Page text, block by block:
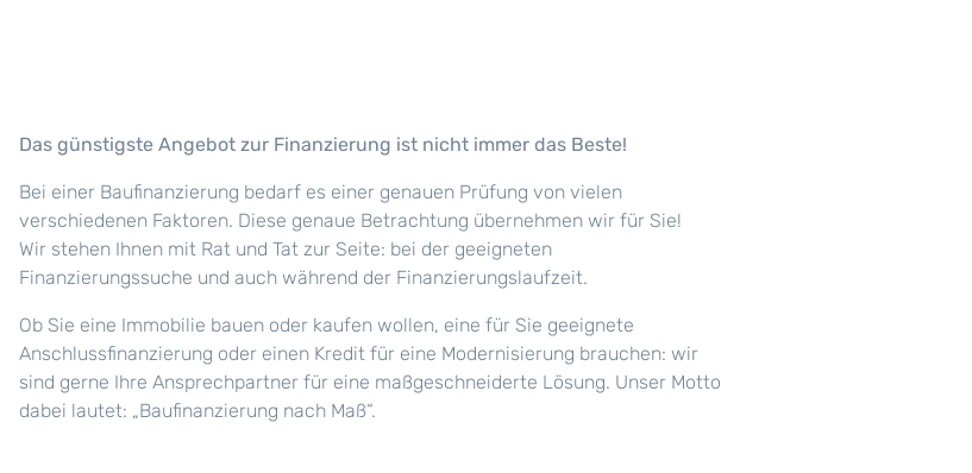
Das günstigste Angebot zur Finanzierung ist nicht immer das Beste!
Bei einer Baufinanzierung bedarf es einer genauen Prüfung von vielen
verschiedenen Faktoren. Diese genaue Betrachtung übernehmen wir für Sie!
Wir stehen Ihnen mit Rat und Tat zur Seite: bei der geeigneten
Finanzierungssuche und auch während der Finanzierungslaufzeit.
Ob Sie eine Immobilie bauen oder kaufen wollen, eine für Sie geeignete
Anschlussfinanzierung oder einen Kredit für eine Modernisierung brauchen: wir
sind gerne Ihre Ansprechpartner für eine maßgeschneiderte Lösung. Unser Motto
dabei lautet: „Baufinanzierung nach Maß“.